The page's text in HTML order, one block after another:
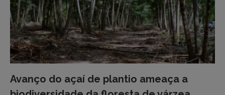
Avanço do açaí de plantio ameaça a